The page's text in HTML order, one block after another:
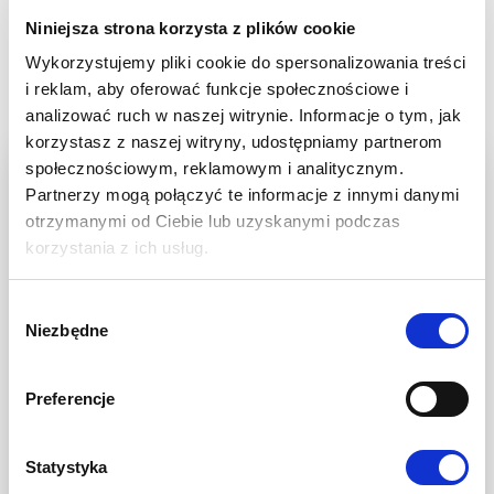
Niniejsza strona korzysta z plików cookie
Wykorzystujemy pliki cookie do spersonalizowania treści
i reklam, aby oferować funkcje społecznościowe i
analizować ruch w naszej witrynie. Informacje o tym, jak
korzystasz z naszej witryny, udostępniamy partnerom
społecznościowym, reklamowym i analitycznym.
Partnerzy mogą połączyć te informacje z innymi danymi
otrzymanymi od Ciebie lub uzyskanymi podczas
korzystania z ich usług.
zgody
Niezbędne
Preferencje
Statystyka
rzepaku ozimego LG AVENGER, istotne jest
dopasowanie ilości wysiewu do planowanego
terminu siewu.
Przy wcześniejszym siewie zalecana obsada to 35–
40 nasion na metr kwadratowy.
W przypadku siewu w optymalnym czasie,
rekomendowana liczba nasion wynosi od 40 do 45
na metr kwadratowy.
Jeśli natomiast siew zostanie przeprowadzony
później, warto zwiększyć obsadę do 45–50 nasion
na metr kwadratowy, aby zapewnić odpowiednią
RZEPAKU OZIMEGO
LG AVENGER NA